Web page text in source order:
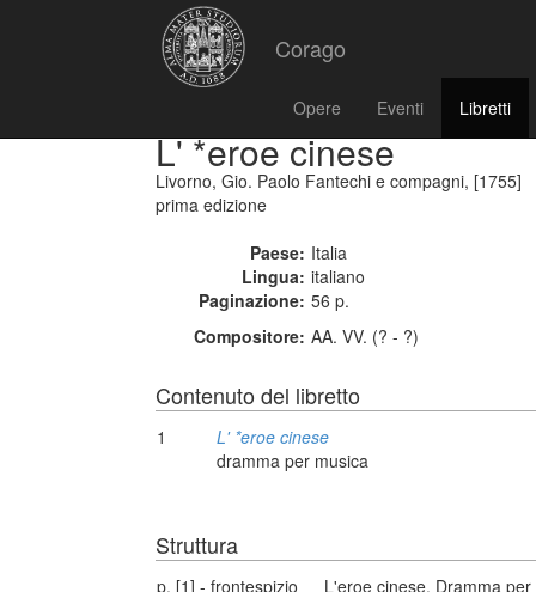
Corago
Opere Eventi Libretti
L' *eroe cinese
Livorno, Gio. Paolo Fantechi e compagni, [1755]
prima edizione
Paese: Italia
Lingua: italiano
Paginazione: 56 p.
Compositore: AA. VV. (? - ?)
Contenuto del libretto
1
L' *eroe cinese
dramma per musica
Struttura
p. [1] - frontespizio
L'eroe cinese. Dramma